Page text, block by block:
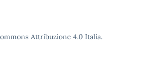
Attribuzione 4.0 Italia.